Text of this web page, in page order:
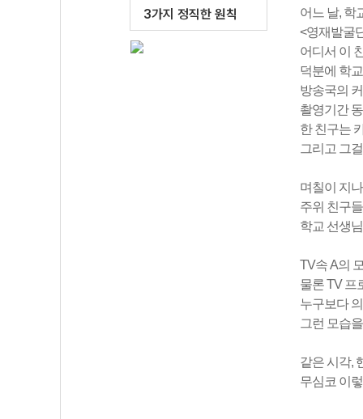
3가지 정직한 원칙
어느 날, 학
<영재발굴
어디서 이
덕분에 학
방송국의
촬영기간
한 친구는
그리고 그
며칠이 지
주위 친구
학교 선생
TV속 A의
물론 TV 프
누구보다
그런 모습
같은 시각,
무심코 이